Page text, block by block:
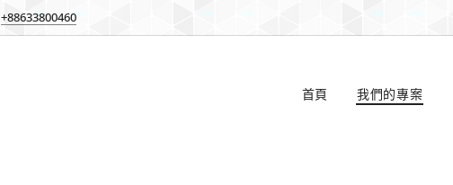
+88633800460
首頁 我們的專案